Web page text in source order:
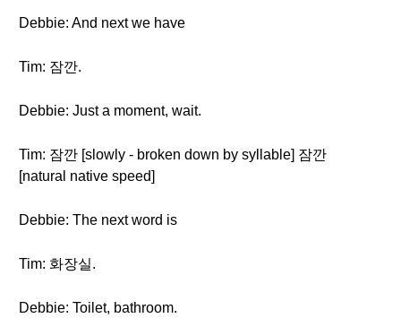
Debbie: And next we have
Tim: 잠깐.
Debbie: Just a moment, wait.
Tim: 잠깐 [slowly - broken down by syllable] 잠깐
[natural native speed]
Debbie: The next word is
Tim: 화장실.
Debbie: Toilet, bathroom.